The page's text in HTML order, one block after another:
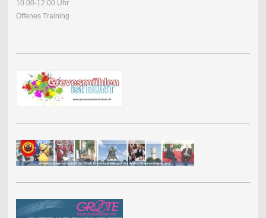
10.00-12.00 Uhr
Offenes Training